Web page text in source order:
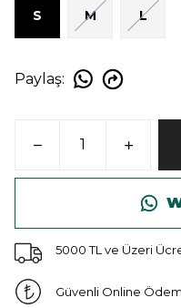
S M L
Paylaş:
5000 TL ve Üzeri
Güvenli Online